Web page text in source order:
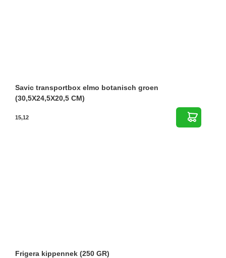
Savic transportbox elmo botanisch groen
(30,5X24,5X20,5 CM)
15,12
Frigera kippennek (250 GR)